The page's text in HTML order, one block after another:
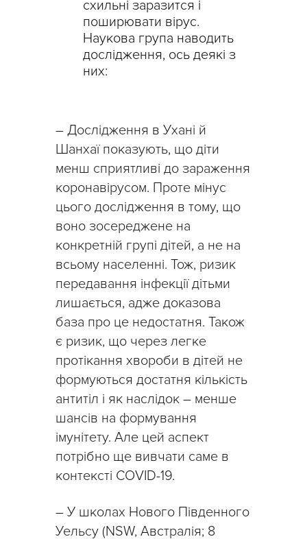
схильні заразится і
поширювати вірус.
Наукова група наводить
дослідження, ось деякі з
них:
– Дослідження в Ухані й
Шанхаї показують, що діти
менш сприятливі до зараження
коронавірусом. Проте мінус
цього дослідження в тому, що
воно зосереджене на
конкретній групі дітей, а не на
всьому населенні. Тож, ризик
передавання інфекції дітьми
лишається, адже доказова
база про це недостатня. Також
є ризик, що через легке
протікання хвороби в дітей не
формуються достатня кількість
антитіл і як наслідок – менше
шансів на формування
імунітету. Але цей аспект
потрібно ще вивчати саме в
контексті COVID-19.
– У школах Нового Південного
Уельсу (NSW, Австралія; 8